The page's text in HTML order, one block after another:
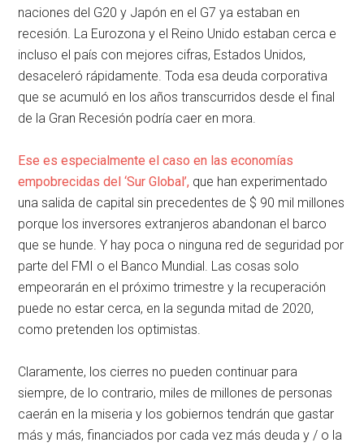
naciones del G20 y Japón en el G7 ya estaban en
recesión. La Eurozona y el Reino Unido estaban cerca e
incluso el país con mejores cifras, Estados Unidos,
desaceleró rápidamente. Toda esa deuda corporativa
que se acumuló en los años transcurridos desde el final
de la Gran Recesión podría caer en mora.
Ese es especialmente el caso en las economías
empobrecidas del ‘Sur Global’, que han experimentado
una salida de capital sin precedentes de $ 90 mil millones
porque los inversores extranjeros abandonan el barco
que se hunde. Y hay poca o ninguna red de seguridad por
parte del FMI o el Banco Mundial. Las cosas solo
empeorarán en el próximo trimestre y la recuperación
puede no estar cerca, en la segunda mitad de 2020,
como pretenden los optimistas.
Claramente, los cierres no pueden continuar para
siempre, de lo contrario, miles de millones de personas
caerán en la miseria y los gobiernos tendrán que gastar
más y más, financiados por cada vez más deuda y / o la